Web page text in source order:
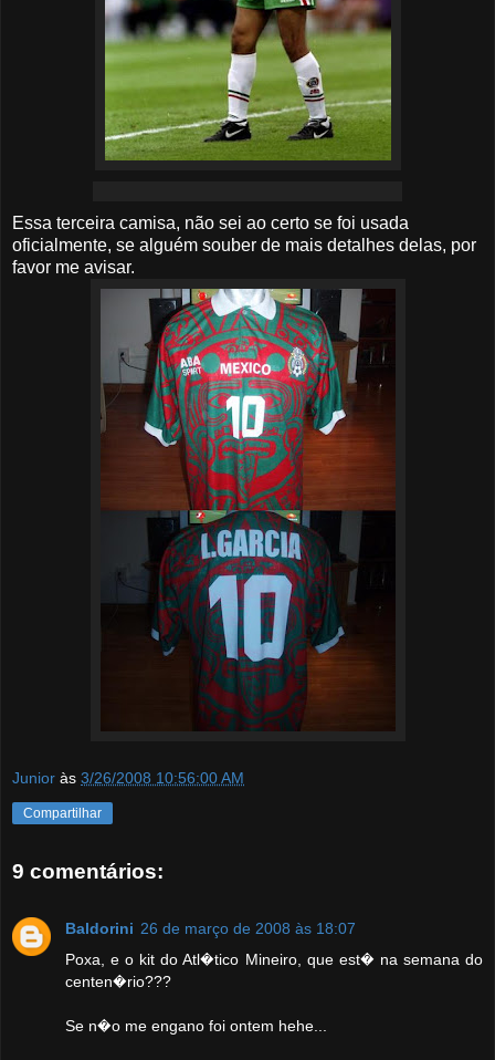
Essa terceira camisa, não sei ao certo se foi usada
oficialmente, se alguém souber de mais detalhes delas, por
favor me avisar.
Junior às 3/26/2008 10:56:00 AM
Compartilhar
9 comentários:
Baldorini 26 de março de 2008 às 18:07
Poxa, e o kit do Atl�tico Mineiro, que est� na semana do
centen�rio???
Se n�o me engano foi ontem hehe...